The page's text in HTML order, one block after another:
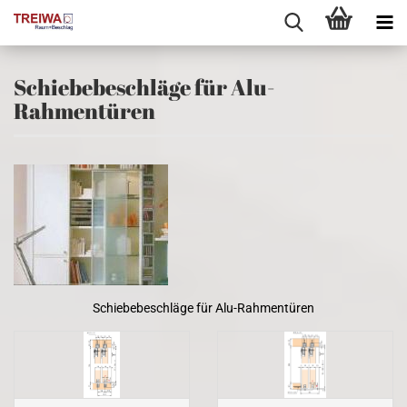
Schiebebeschläge für Alu-
Rahmentüren
Schiebebeschläge für Alu-Rahmentüren